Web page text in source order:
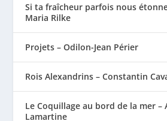
Si ta fraîcheur parfois nous
Maria Rilke
Projets – Odilon-Jean Périer
Rois Alexandrins – Constantin
Le Coquillage au bord de la mer –
Lamartine